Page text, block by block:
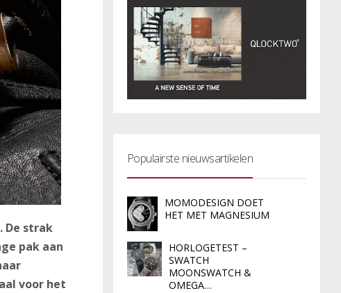
De strak
pak aan
voor het
Populairste nieuwsartikelen
MOMODESIGN DOET
HET MET MAGNESIUM
HORLOGETEST –
SWATCH
MOONSWATCH &
OMEGA…